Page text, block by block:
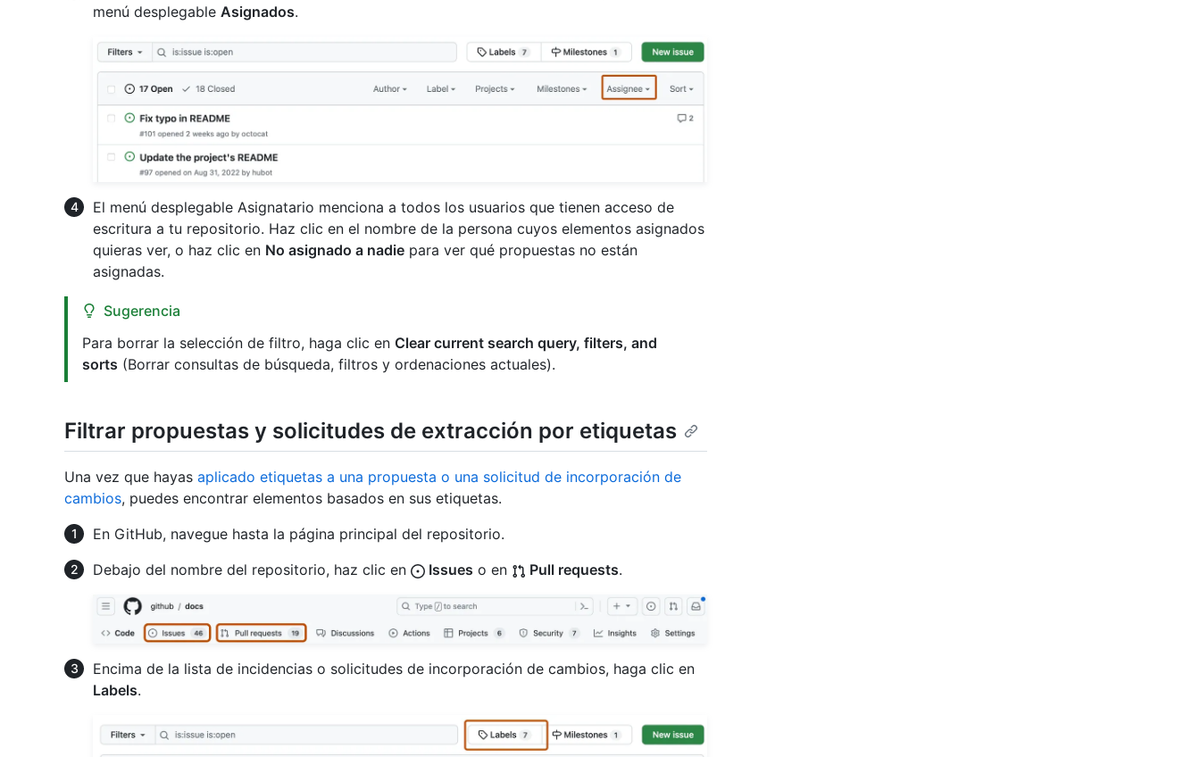
menú desplegable Asignados.
El menú desplegable Asignatario menciona a todos los usuarios que tienen acceso de
escritura a tu repositorio. Haz clic en el nombre de la persona cuyos elementos asignados
quieras ver, o haz clic en No asignado a nadie para ver qué propuestas no están
asignadas.
Sugerencia
Para borrar la selección de filtro, haga clic en Clear current search query, filters, and
sorts (Borrar consultas de búsqueda, filtros y ordenaciones actuales).
Filtrar propuestas y solicitudes de extracción por etiquetas
Una vez que hayas aplicado etiquetas a una propuesta o una solicitud de incorporación de
cambios, puedes encontrar elementos basados en sus etiquetas.
En GitHub, navegue hasta la página principal del repositorio.
Debajo del nombre del repositorio, haz clic en
Issues o en Pull requests.
Encima de la lista de incidencias o solicitudes de incorporación de cambios, haga clic en
Labels.